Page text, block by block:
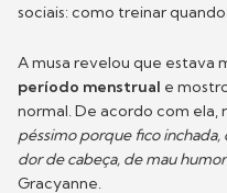
sociais: como treinar
A musa revelou que estava
período menstrual e
normal. De acordo com ela,
péssimo porque fico inchada,
dor de cabeça, de mau
Gracyanne.